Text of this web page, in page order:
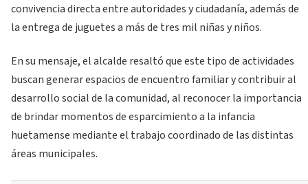
convivencia directa entre autoridades y ciudadanía, además de
la entrega de juguetes a más de tres mil niñas y niños.
En su mensaje, el alcalde resaltó que este tipo de actividades
buscan generar espacios de encuentro familiar y contribuir al
desarrollo social de la comunidad, al reconocer la importancia
de brindar momentos de esparcimiento a la infancia
huetamense mediante el trabajo coordinado de las distintas
áreas municipales.